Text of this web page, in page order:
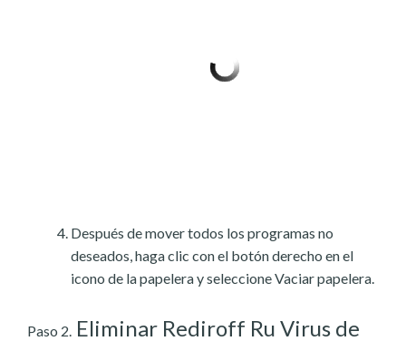
Después de mover todos los programas no
deseados, haga clic con el botón derecho en el
icono de la papelera y seleccione Vaciar papelera.
Paso 2. Eliminar Rediroff Ru Virus de